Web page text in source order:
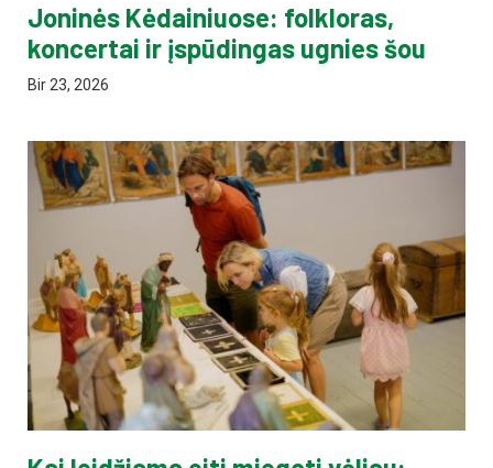
Joninės Kėdainiuose: folkloras,
koncertai ir įspūdingas ugnies šou
Bir 23, 2026